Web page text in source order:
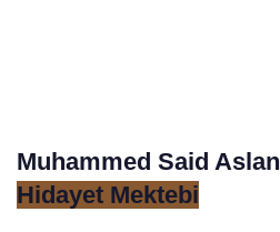
Muhammed Said Aslan
Hidayet Mektebi